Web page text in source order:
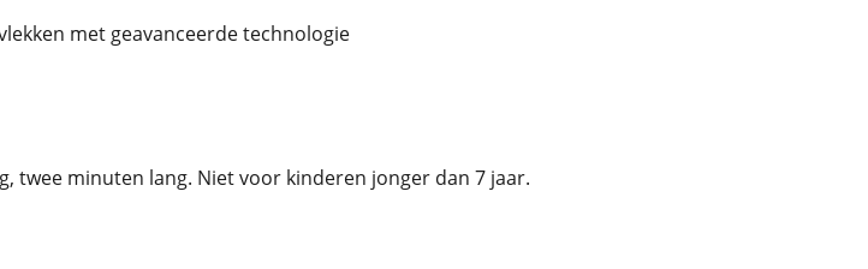
met geavanceerde technologie
twee minuten lang. Niet voor kinderen jonger dan 7 jaar.